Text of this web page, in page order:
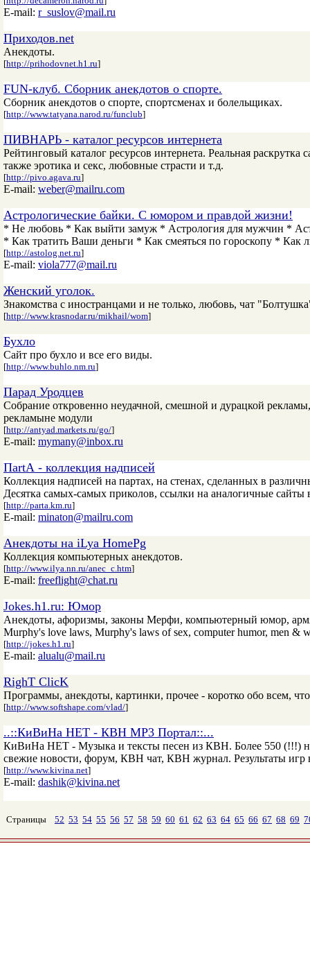
E-mail: r_suslov@mail.ru
Приходов.net
Анекдоты.
[http://prihodovnet.h1.ru]
FUN-клуб. Сборник анекдотов о спорте.
Сборник анекдотов о спорте, спортсменах и болельщиках.
[http://www.tatyana.narod.ru/funclub]
ПИВНАРЬ - каталог ресурсов интернета
Рейтинговый каталог ресурсов интернета. Реальная
также эротика и секс, любовные страсти и т.д.
[http://pivo.agava.ru]
E-mail: weber@mailru.com
Астрологические байки. С юмором и правдой жизни!
* Не любовь * Как выйти замуж * Астрология для мужчин *
* Как тратить Ваши деньги * Как смеяться по гороскопу * Как
[http://astolog.net.ru]
E-mail: viola777@mail.ru
Женский уголок.
Знакомства с иностранцами и не только, любовь, чат
[http://www.krasnodar.ru/mikhail/wom]
Бухло
Сайт про бухло и все его виды.
[http://www.buhlo.nm.ru]
Парад Уродцев
Собрание откровенно неудачной, смешной и дурацкой
рекламыне модули
[http://antyad.markets.ru/go/]
E-mail: mymany@inbox.ru
ПartА - коллекция надписей
Коллекция надписей на партах, на стенах, сделанных в
Десятка самых-самых приколов, ссылки на аналогичные сайты
[http://parta.km.ru]
E-mail: minaton@mailru.com
Анекдоты на iLya HomePg
Коллекция компьютерных анекдотов.
[http://www.ilya.nn.ru/anec_c.htm]
E-mail: freeflight@chat.ru
Jokes.h1.ru: Юмор
Анекдоты, афоризмы, законы Мерфи, компьютерный юмор,
Murphy's love laws, Murphy's laws of sex, computer humor, men &
[http://jokes.h1.ru]
E-mail: alualu@mail.ru
RighT ClicK
Программы, анекдоты, картинки, прочее - коротко обо всем,
[http://www.softshape.com/vlad/]
..::КиВиНа НЕТ - КВН MP3 Портал::...
КиВиНа НЕТ - Музыка и тексты песен из КВН. Более 550 (!!!)
свежие новости, форум, КВН чат, КВН журнал. Результаты
[http://www.kivina.net]
E-mail: dashik@kivina.net
Страницы 52 53 54 55 56 57 58 59 60 61 62 63 64 65 66 67 68 69